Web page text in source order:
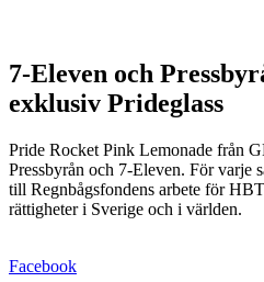
7-Eleven och
exklusiv Prideglass
Pride Rocket Pink Lemonade från
Pressbyrån och 7-Eleven. För varje
till Regnbågsfondens arbete för
rättigheter i Sverige och i världen.
Facebook